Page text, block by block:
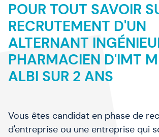
POUR TOUT SAVOIR
RECRUTEMENT D'UN
ALTERNANT
PHARMACIEN D'IMT
ALBI SUR 2 ANS
Vous êtes candidat en phase de
d'entreprise ou une entreprise qui